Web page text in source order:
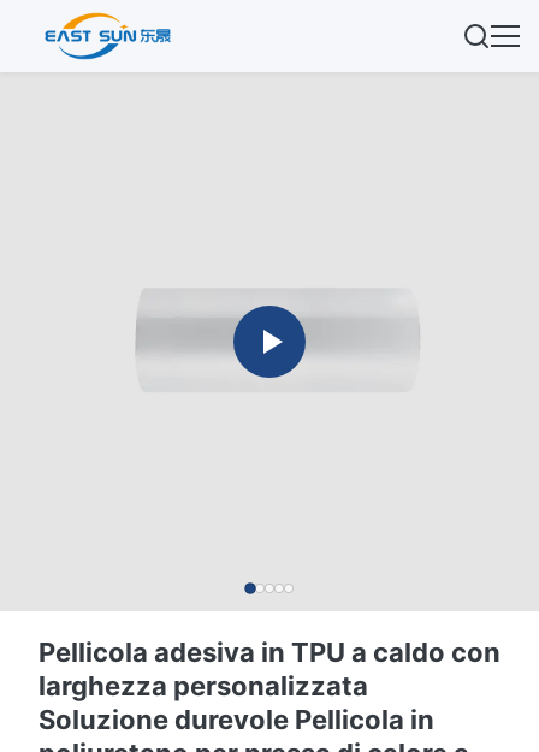
Pellicola adesiva in TPU a caldo con
larghezza personalizzata
Soluzione durevole Pellicola in